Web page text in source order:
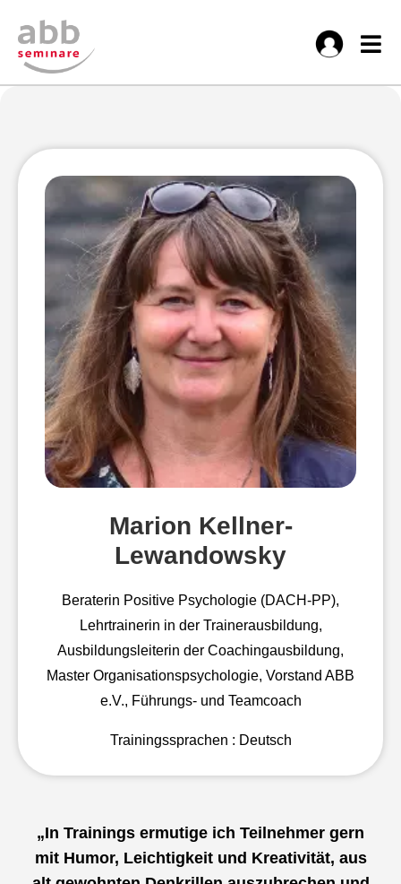
Marion Kellner-
Lewandowsky
Beraterin Positive Psychologie (DACH-PP),
Lehrtrainerin in der Trainerausbildung,
Ausbildungsleiterin der Coachingausbildung,
Master Organisationspsychologie, Vorstand ABB
e.V., Führungs- und Teamcoach
Trainingssprachen : Deutsch
„In Trainings ermutige ich Teilnehmer gern
mit Humor, Leichtigkeit und Kreativität, aus